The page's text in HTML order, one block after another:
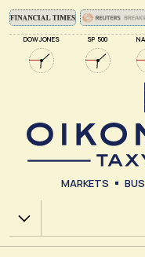
DOW JONES SP 500
MARKETS
Χ.Α.